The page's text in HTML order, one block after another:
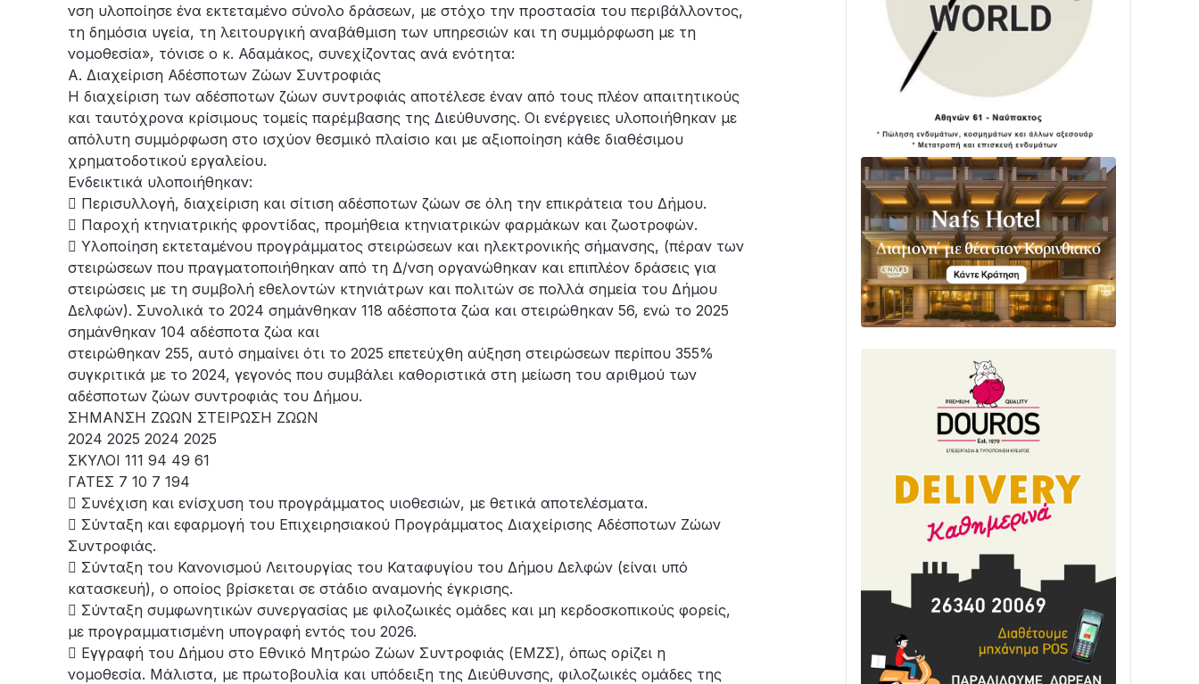
νση υλοποίησε ένα εκτεταμένο σύνολο δράσεων, με στόχο την προστασία του περιβάλλοντος,
τη δημόσια υγεία, τη λειτουργική αναβάθμιση των υπηρεσιών και τη συμμόρφωση με τη
νομοθεσία», τόνισε ο κ. Αδαμάκος, συνεχίζοντας ανά ενότητα:
Α. Διαχείριση Αδέσποτων Ζώων Συντροφιάς
Η διαχείριση των αδέσποτων ζώων συντροφιάς αποτέλεσε έναν από τους πλέον απαιτητικούς
και ταυτόχρονα κρίσιμους τομείς παρέμβασης της Διεύθυνσης. Οι ενέργειες υλοποιήθηκαν με
απόλυτη συμμόρφωση στο ισχύον θεσμικό πλαίσιο και με αξιοποίηση κάθε διαθέσιμου
χρηματοδοτικού εργαλείου.
Ενδεικτικά υλοποιήθηκαν:
 Περισυλλογή, διαχείριση και σίτιση αδέσποτων ζώων σε όλη την επικράτεια του Δήμου.
 Παροχή κτηνιατρικής φροντίδας, προμήθεια κτηνιατρικών φαρμάκων και ζωοτροφών.
 Υλοποίηση εκτεταμένου προγράμματος στειρώσεων και ηλεκτρονικής σήμανσης, (πέραν των
στειρώσεων που πραγματοποιήθηκαν από τη Δ/νση οργανώθηκαν και επιπλέον δράσεις για
στειρώσεις με τη συμβολή εθελοντών κτηνιάτρων και πολιτών σε πολλά σημεία του Δήμου
Δελφών). Συνολικά το 2024 σημάνθηκαν 118 αδέσποτα ζώα και στειρώθηκαν 56, ενώ το 2025
σημάνθηκαν 104 αδέσποτα ζώα και
στειρώθηκαν 255, αυτό σημαίνει ότι το 2025 επετεύχθη αύξηση στειρώσεων περίπου 355%
συγκριτικά με το 2024, γεγονός που συμβάλει καθοριστικά στη μείωση του αριθμού των
αδέσποτων ζώων συντροφιάς του Δήμου.
ΣΗΜΑΝΣΗ ΖΩΩΝ ΣΤΕΙΡΩΣΗ ΖΩΩΝ
2024 2025 2024 2025
ΣΚΥΛΟΙ 111 94 49 61
ΓΑΤΕΣ 7 10 7 194
 Συνέχιση και ενίσχυση του προγράμματος υιοθεσιών, με θετικά αποτελέσματα.
 Σύνταξη και εφαρμογή του Επιχειρησιακού Προγράμματος Διαχείρισης Αδέσποτων Ζώων
Συντροφιάς.
 Σύνταξη του Κανονισμού Λειτουργίας του Καταφυγίου του Δήμου Δελφών (είναι υπό
κατασκευή), ο οποίος βρίσκεται σε στάδιο αναμονής έγκρισης.
 Σύνταξη συμφωνητικών συνεργασίας με φιλοζωικές ομάδες και μη κερδοσκοπικούς φορείς,
με προγραμματισμένη υπογραφή εντός του 2026.
 Εγγραφή του Δήμου στο Εθνικό Μητρώο Ζώων Συντροφιάς (ΕΜΖΣ), όπως ορίζει η
νομοθεσία. Μάλιστα, με πρωτοβουλία και υπόδειξη της Διεύθυνσης, φιλοζωικές ομάδες της